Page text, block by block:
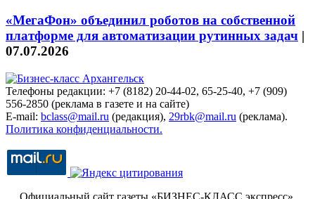
«МегаФон» объединил роботов на собственной
платформе для автоматизации рутинных задач |
07.07.2026
Телефоны редакции: +7 (8182) 20-44-02, 65-25-40, +7 (909)
556-2850 (реклама в газете и на сайте)
E-mail: bclass@mail.ru (редакция), 29rbk@mail.ru (реклама).
Политика конфиденциальности.
Официальный сайт газеты «БИЗНЕС-КЛАСС экспресс»